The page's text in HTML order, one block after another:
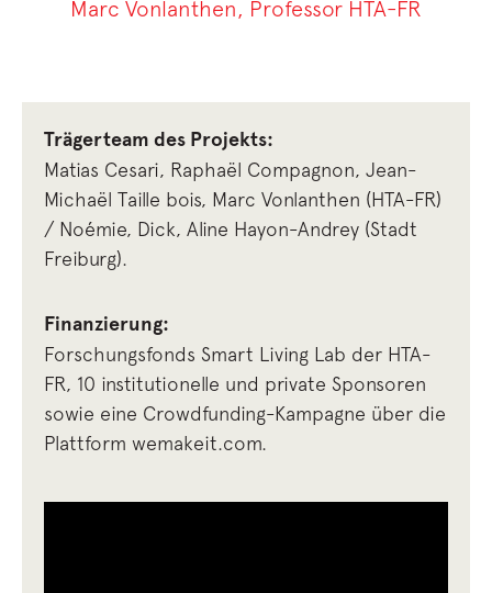
Marc Vonlanthen, Professor HTA-FR
Trägerteam des Projekts:
Matias Cesari, Raphaël Compagnon, Jean-
Michaël Taille bois, Marc Vonlanthen (HTA-FR)
/ Noémie, Dick, Aline Hayon-Andrey (Stadt
Freiburg).
Finanzierung:
Forschungsfonds Smart Living Lab der HTA-
FR, 10 institutionelle und private Sponsoren
sowie eine Crowdfunding-Kampagne über die
Plattform wemakeit.com.